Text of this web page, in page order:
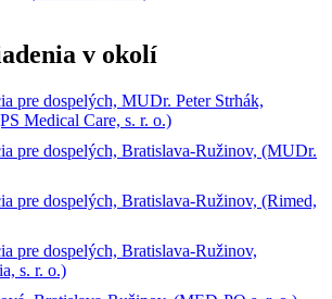
v okolí
pre dospelých, MUDr. Peter Strhák,
Medical Care, s. r. o.)
pre dospelých, Bratislava-Ružinov, (MUDr.
pre dospelých, Bratislava-Ružinov, (Rimed,
pre dospelých, Bratislava-Ružinov,
s. r. o.)